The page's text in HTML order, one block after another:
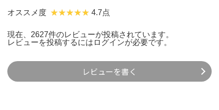
オススメ度 4.7点
現在、2627件のレビューが投稿されています。
レビューを投稿するには ログインが必要です。
レビューを書く